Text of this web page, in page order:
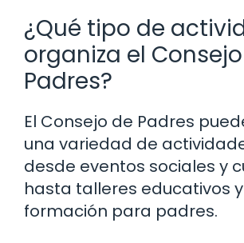
¿Qué tipo de
organiza el
Padres?
El Consejo de Padres
una variedad de
desde eventos sociales y
hasta talleres educativos
formación para padres.